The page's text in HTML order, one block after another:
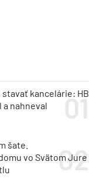
kancelárie: HB
a nahneval
šate.
vo Svätom Jure